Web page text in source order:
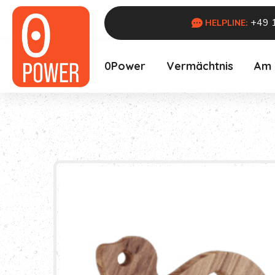
HELPLINE: +49
0Power Vermächtnis Am